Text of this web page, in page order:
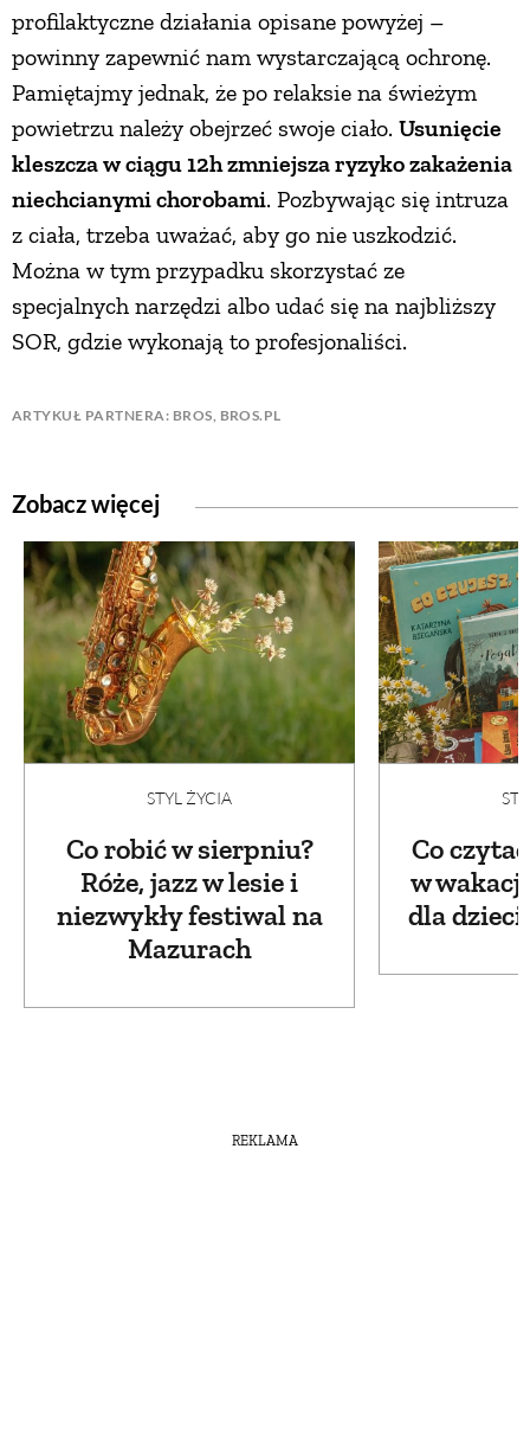
profilaktyczne działania opisane powyżej –
powinny zapewnić nam wystarczającą ochronę.
Pamiętajmy jednak, że po relaksie na świeżym
powietrzu należy obejrzeć swoje ciało. Usunięcie
kleszcza w ciągu 12h zmniejsza ryzyko zakażenia
niechcianymi chorobami. Pozbywając się intruza
z ciała, trzeba uważać, aby go nie uszkodzić.
Można w tym przypadku skorzystać ze
specjalnych narzędzi albo udać się na najbliższy
SOR, gdzie wykonają to profesjonaliści.
ARTYKUŁ PARTNERA: BROS, BROS.PL
Zobacz więcej
STYL ŻYCIA
Co robić w sierpniu?
Róże, jazz w lesie i
niezwykły festiwal na
Mazurach
Co
w
dla
REKLAMA